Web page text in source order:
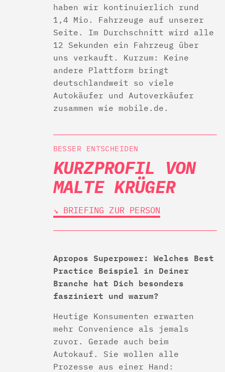
haben wir kontinuierlich rund
1,4 Mio. Fahrzeuge auf unserer
Seite. Im Durchschnitt wird alle
12 Sekunden ein Fahrzeug über
uns verkauft. Kurzum: Keine
andere Plattform bringt
deutschlandweit so viele
Autokäufer und Autoverkäufer
zusammen wie mobile.de.
BESSER ENTSCHEIDEN
KURZPROFIL VON
MALTE KRÜGER
↘︎ BRIEFING ZUR PERSON
Apropos Superpower: Welches Best
Practice Beispiel in Deiner
Branche hat Dich besonders
fasziniert und warum?
Heutige Konsumenten erwarten
mehr Convenience als jemals
zuvor. Gerade auch beim
Autokauf. Sie wollen alle
Prozesse aus einer Hand: